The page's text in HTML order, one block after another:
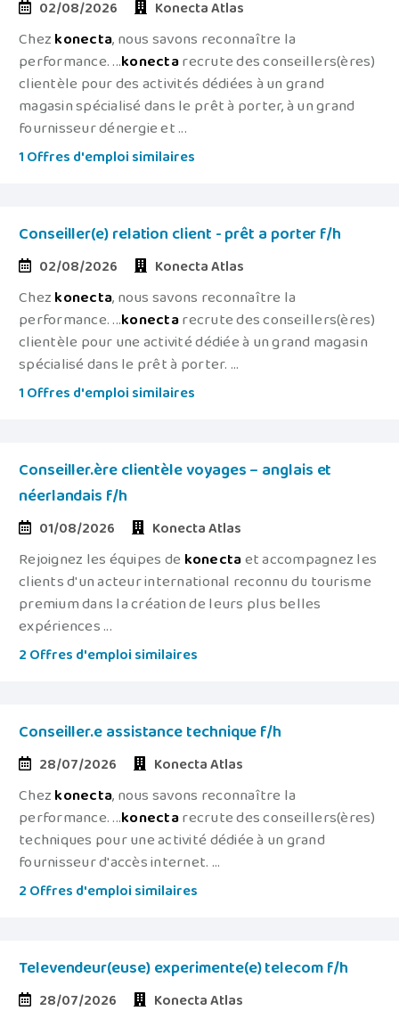
02/08/2026 Konecta Atlas
Chezkonecta, nous savons reconnaître la
performance. ...konectarecrute des conseillers(ères)
clientèle pour des activités dédiées à un grand
magasin spécialisé dans le prêt à porter, à un grand
fournisseur dénergie et ...
1 Offres d'emploi similaires
Conseiller(e) relation client - prêt a porter f/h
02/08/2026 Konecta Atlas
Chezkonecta, nous savons reconnaître la
performance. ...konectarecrute des conseillers(ères)
clientèle pour une activité dédiée à un grand magasin
spécialisé dans le prêt à porter. ...
1 Offres d'emploi similaires
Conseiller.ère clientèle voyages – anglais et
néerlandais f/h
01/08/2026 Konecta Atlas
Rejoignez les équipes de konectaet accompagnez les
clients d'un acteur international reconnu du tourisme
premium dans la création de leurs plus belles
expériences ...
2 Offres d'emploi similaires
Conseiller.e assistance technique f/h
28/07/2026 Konecta Atlas
Chezkonecta, nous savons reconnaître la
performance. ...konectarecrute des conseillers(ères)
techniques pour une activité dédiée à un grand
fournisseur d'accès internet. ...
2 Offres d'emploi similaires
Televendeur(euse) experimente(e) telecom f/h
28/07/2026 Konecta Atlas